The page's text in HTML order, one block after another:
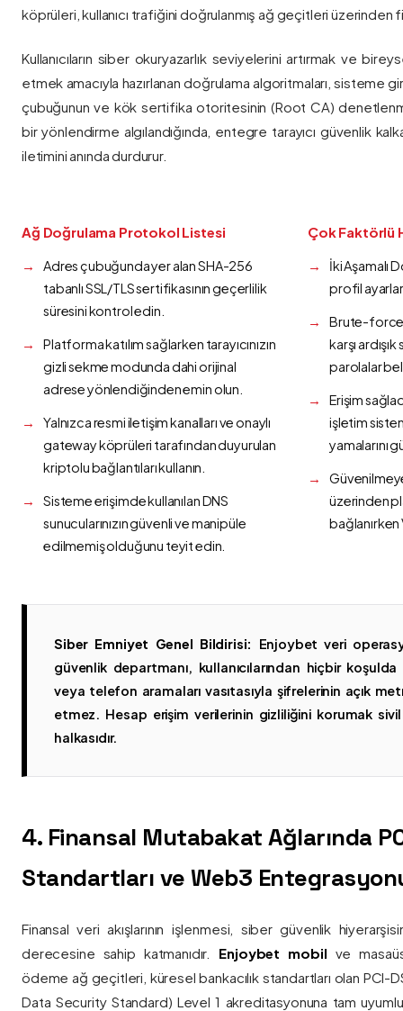
köprüleri, kullanıcı trafiğini doğrulanmış ağ geçitleri üzerinden
Kullanıcıların siber okuryazarlık seviyelerini artırmak ve
etmek amacıyla hazırlanan doğrulama algoritmaları, sisteme
çubuğunun ve kök sertifika otoritesinin (Root CA)
bir yönlendirme algılandığında, entegre tarayıcı güvenlik
iletimini anında durdurur.
Ağ Doğrulama Protokol Listesi
Adres çubuğunda yer alan SHA-256
tabanlı SSL/TLS sertifikasının geçerlilik
süresini kontrol edin.
Platforma katılım sağlarken tarayıcınızın
gizli sekme modunda dahi orijinal
adrese yönlendiğinden emin olun.
Yalnızca resmi iletişim kanalları ve onaylı
gateway köprüleri tarafından duyurulan
kriptolu bağlantıları kullanın.
Sisteme erişimde kullanılan DNS
sunucularınızın güvenli ve manipüle
edilmemiş olduğunu teyit edin.
Çok Faktörlü
İki Aşamalı
profil
Brute-force
karşı
parolalar
Erişim
işletim
yamalarını
üzerinden
bağlanırken
Siber Emniyet Genel Bildirisi:
Enjoybet veri
güvenlik departmanı, kullanıcılarından hiçbir
veya telefon aramaları vasıtasıyla şifrelerinin açık
etmez. Hesap erişim verilerinin gizliliğini korumak
halkasıdır.
4. Finansal Mutabakat Ağlarında
Standartları ve Web3
Finansal veri akışlarının işlenmesi, siber güvenlik
derecesine sahip katmanıdır. Enjoybet mobil ve
ödeme ağ geçitleri, küresel bankacılık standartları olan PCI-
Data Security Standard) Level 1 akreditasyonuna tam